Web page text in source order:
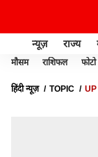
न्यूज़ राज्य
मौसम राशिफल
हिंदी न्यूज़ TOPIC UP